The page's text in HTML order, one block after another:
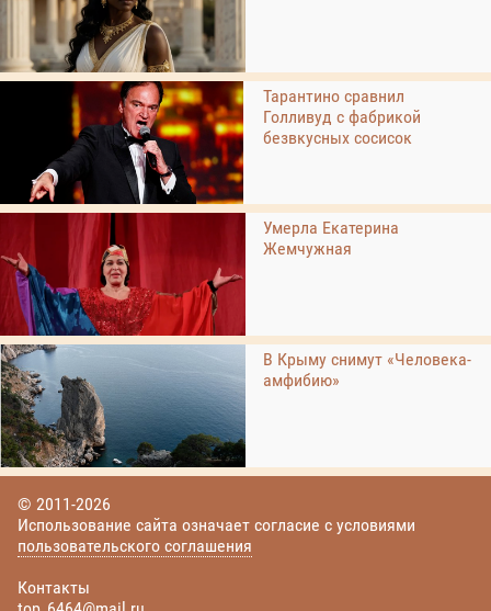
Тарантино сравнил
Голливуд с фабрикой
безвкусных сосисок
Умерла Екатерина
Жемчужная
В Крыму снимут «Человека-
амфибию»
© 2011-2026
Использование сайта означает согласие с условиями
пользовательского соглашения
Контакты